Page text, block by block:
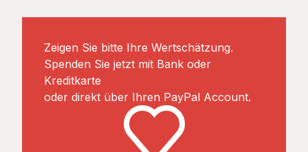
Zeigen Sie bitte Ihre Wertschätzung.
Spenden Sie jetzt mit Bank oder
Kreditkarte
oder direkt über Ihren PayPal Account.